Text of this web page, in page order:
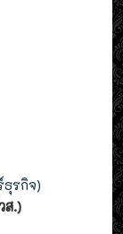
ธุรกิจ)
ส.)